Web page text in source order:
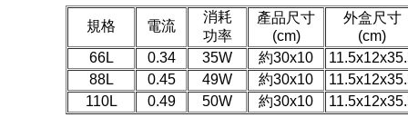
規格 電流
消耗
功率
產品尺寸
(cm)
外盒尺寸
(cm)
66L
0.34 35W 約30x10
88L
0.45 49W 約30x10
110L
0.49 50W 約30x10